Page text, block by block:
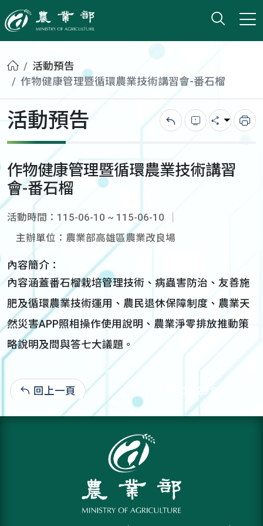
農業部
打開
小版
首頁活動預告
作物健康管理暨循環農業技術講習會-番石榴
活動預告 回上一頁錯誤回報
分享 列
作物健康管理暨循環農業技術講習
會-番石榴
活動時間：115-06-10 ~ 115-06-10
主辦單位：農業部高雄區農業改良場
內容簡介：
內容涵蓋番石榴栽培管理技術、病蟲害防治、友善施
肥及循環農業技術運用、農民退休保障制度、農業天
然災害APP照相操作使用說明、農業淨零排放推動策
略說明及問與答七大議題。
回上一頁 115-05-29:89